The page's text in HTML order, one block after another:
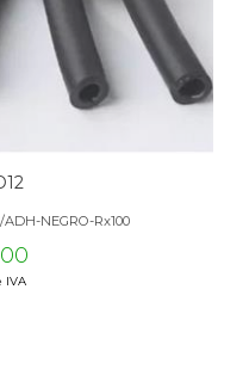
NEGRO-Rx100
IVA